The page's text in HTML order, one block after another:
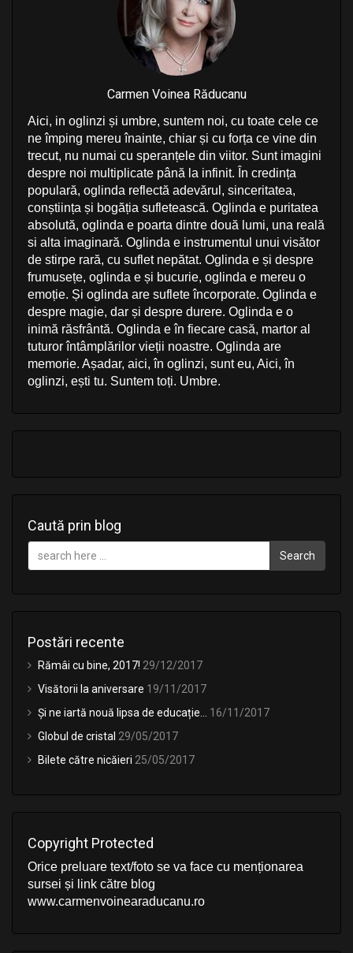
Carmen Voinea Răducanu
Aici, in oglinzi și umbre, suntem noi, cu toate cele ce
ne împing mereu înainte, chiar și cu forța ce vine din
trecut, nu numai cu speranțele din viitor. Sunt imagini
despre noi multiplicate până la infinit. În credința
populară, oglinda reflectă adevărul, sinceritatea,
conștiința și bogăția sufletească. Oglinda e puritatea
absolută, oglinda e poarta dintre două lumi, una reală
si alta imaginară. Oglinda e instrumentul unui visător
de stirpe rară, cu suflet nepătat. Oglinda e și despre
frumusețe, oglinda e și bucurie, oglinda e mereu o
emoție. Și oglinda are suflete încorporate. Oglinda e
despre magie, dar și despre durere. Oglinda e o
inimă răsfrântă. Oglinda e în fiecare casă, martor al
tuturor întâmplărilor vieții noastre. Oglinda are
memorie. Așadar, aici, în oglinzi, sunt eu, Aici, în
oglinzi, ești tu. Suntem toți. Umbre.
Caută prin blog
Search
Postări recente
Rămâi cu bine, 2017! 29/12/2017
Visătorii la aniversare 19/11/2017
Și ne iartă nouă lipsa de educație…
16/11/2017
Globul de cristal 29/05/2017
Bilete către nicăieri 25/05/2017
Copyright Protected
Orice preluare text/foto se va face cu menționarea
sursei și link către blog
www.carmenvoinearaducanu.ro